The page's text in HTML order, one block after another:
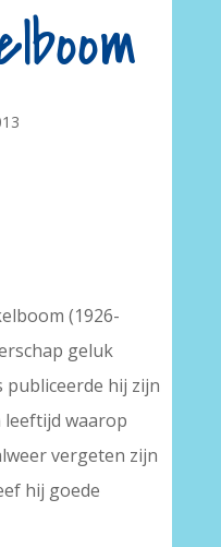
(1926-
geluk
publiceerde hij zijn
leeftijd waarop
vergeten zijn
hij goede